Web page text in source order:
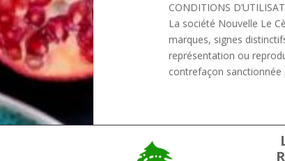
CONDITIONS
La société Nouvelle Le
marques, signes
représentation ou
contrefaçon sanctionnée